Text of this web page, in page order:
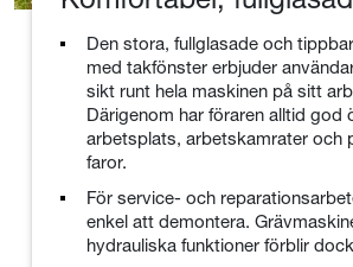
Den stora, fullglasade och
med takfönster erbjuder
sikt runt hela maskinen på sitt
Därigenom har föraren alltid god
arbetsplats, arbetskamrater och
faror.
För service- och
enkel att demontera.
hydrauliska funktioner förblir